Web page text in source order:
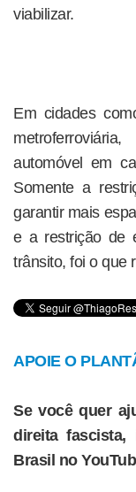
viabilizar.
Em cidades
automóvel em
Somente a
garantir mais
e a restrição de
trânsito, foi o que
APOIE O
Se você quer
direita fascista,
Brasil no